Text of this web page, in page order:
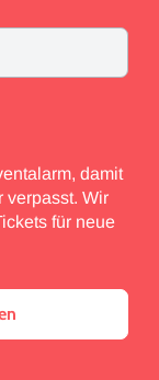
damit
verpasst. Wir
für neue